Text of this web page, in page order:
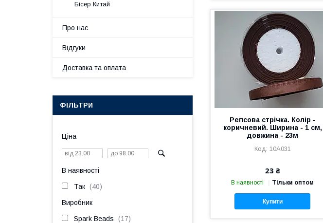
Репсова стрічка. Колір -
коричневий. Ширина - 1 см,
довжина - 23м
10А031
23 ₴
В наявності Тільки оптом
Купити
Бісер Китай
Про нас
Відгуки
Доставка та оплата
ФІЛЬТРИ
Ціна
В наявності
Так 40
Виробник
Spark Beads 17